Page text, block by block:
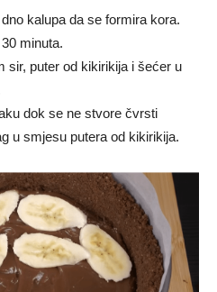
kalupa da se formira kora.
minuta.
​​sir, puter od kikirikija i šećer u
dok se ne stvore čvrsti
u smjesu putera od kikirikija.